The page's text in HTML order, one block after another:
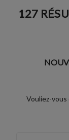
127
Vouliez-vous